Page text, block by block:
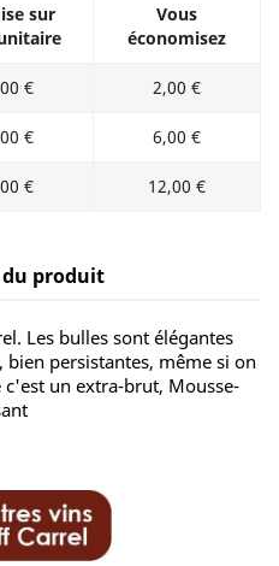
sur
Vous
économisez
€ 2,00 €
€ 6,00 €
€ 12,00 €
produit
Les bulles sont élégantes
persistantes, même si on
un extra-brut, Mousse-